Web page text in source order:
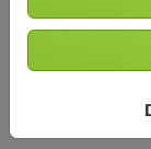
Jetzt